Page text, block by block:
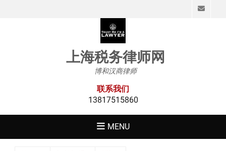
上海税务律师网
博和汉商律师
联系我们
13817515860
MENU